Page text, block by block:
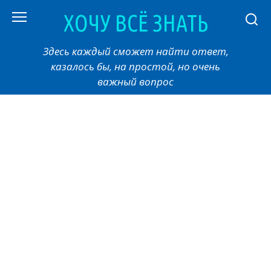
ХОЧУ ВСЁ ЗНАТЬ
Здесь каждый сможет найти ответ,
казалось бы, на простой, но очень
важный вопрос